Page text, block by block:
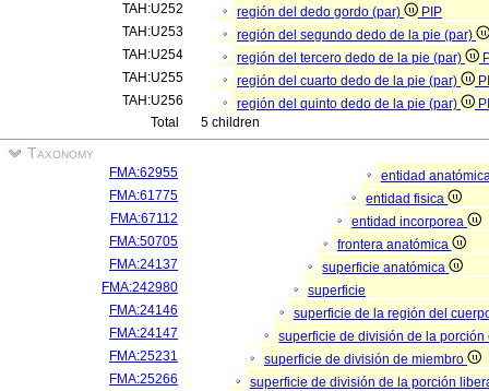
TAH:U252
región del dedo gordo (par)
PIP
TAH:U253
región del segundo dedo de la pie (par)
TAH:U254
región del tercero dedo de la pie (par)
TAH:U255
región del cuarto dedo de la pie (par)
TAH:U256
región del quinto dedo de la pie (par)
Total
5 children
Taxonomy
FMA:62955
entidad
FMA:61775
entidad fisica
FMA:67112
entidad incorporea
FMA:50705
frontera anatómica
FMA:24137
superficie anatómica
FMA:242980
superficie
FMA:24146
superficie de la región del
FMA:24147
superficie de división de la
FMA:25231
superficie de división de miembro
FMA:25266
superficie de división de la porción